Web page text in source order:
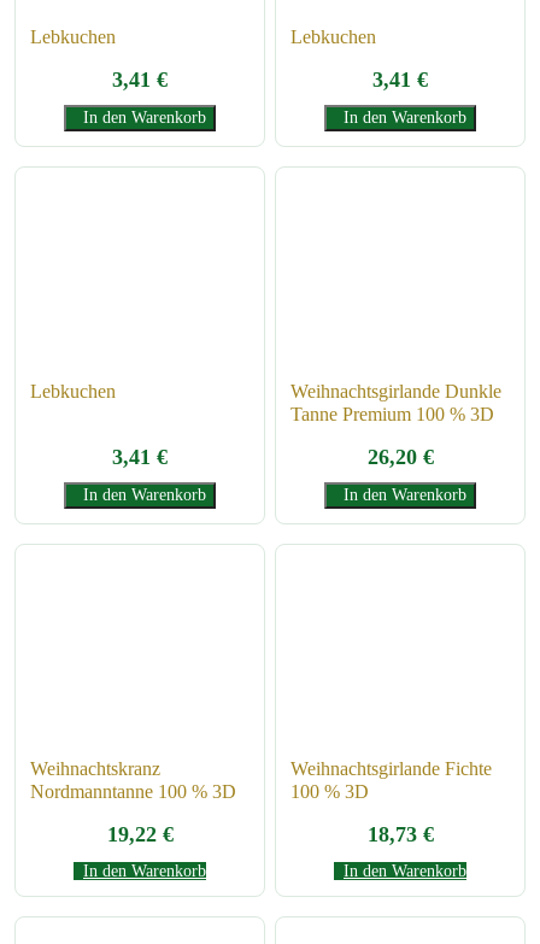
Lebkuchen
3,41 €
In den Warenkorb
Lebkuchen
3,41 €
In den Warenkorb
Lebkuchen
3,41 €
In den Warenkorb
Weihnachtsgirlande Dunkle
Tanne Premium 100 % 3D
26,20 €
In den Warenkorb
Weihnachtskranz
Nordmanntanne 100 % 3D
19,22 €
In den Warenkorb
Weihnachtsgirlande Fichte
100 % 3D
18,73 €
In den Warenkorb